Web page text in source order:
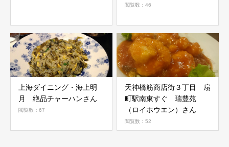
閲覧数：46
上海ダイニング・海上明
月 絶品チャーハンさん
閲覧数：67
天神橋筋商店街３丁目 扇
町駅南東すぐ 瑞豊苑
（ロイホウエン）さん
閲覧数：52